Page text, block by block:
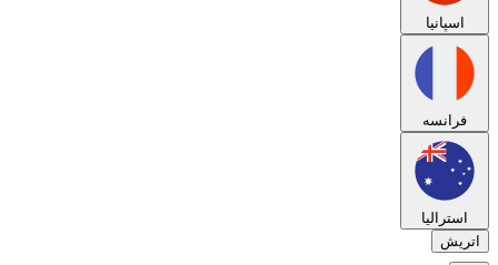
اسپانیا
فرانسه
استرالیا
اتریش